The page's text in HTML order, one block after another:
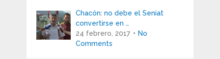
Chacón: no debe el Seniat
convertirse en …
24 febrero, 2017
No
Comments